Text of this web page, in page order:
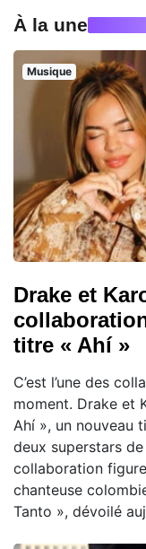
À la une
Musique
Drake et
titre « Ahí »
C’est l’une des
moment. Drake et
Ahí », un nouveau
deux superstars
collaboration
chanteuse
Tanto », dévoilé